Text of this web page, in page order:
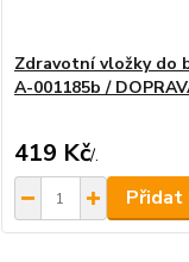
Zdravotní vložky do
A-001185b /
419 Kč/.
Přidat